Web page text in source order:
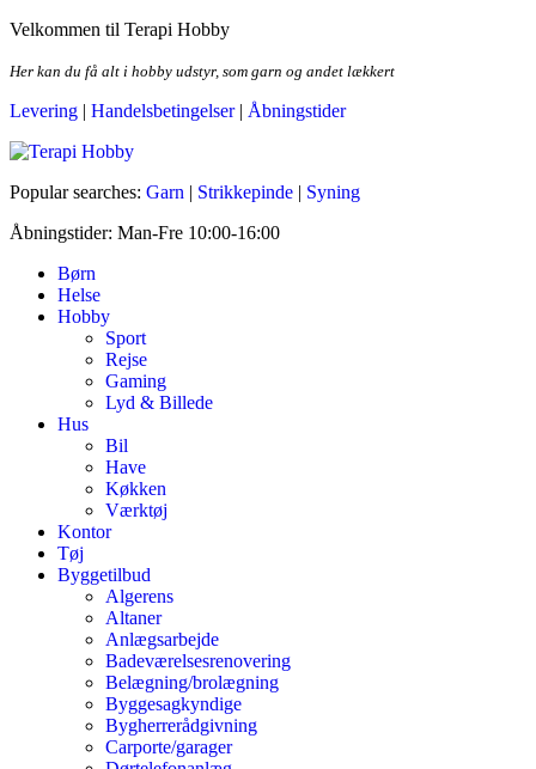
Skip
the
Velkommen til Terapi Hobby
Her kan du få alt i hobby udstyr, som garn og andet lækkert
Levering | Handelsbetingelser| Åbningstider
Terapi Hobby
Popular searches: Garn | Strikkepinde | Syning
Åbningstider: Man-Fre 10:00-16:00
Børn
Helse
Hobby
Sport
Rejse
Gaming
Lyd & Billede
Hus
Bil
Have
Køkken
Værktøj
Kontor
Tøj
Byggetilbud
Algerens
Altaner
Anlægsarbejde
Badeværelsesrenovering
Belægning/brolægning
Byggesagkyndige
Bygherrerådgivning
Carporte/garager